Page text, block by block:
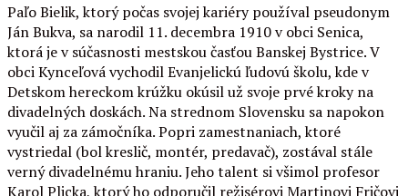
Paľo Bielik, ktorý počas svojej kariéry používal pseudonym
Ján Bukva, sa narodil 11. decembra 1910 v obci Senica,
ktorá je v súčasnosti mestskou časťou Banskej Bystrice. V
obci Kynceľová vychodil Evanjelickú ľudovú školu, kde v
Detskom hereckom krúžku okúsil už svoje prvé kroky na
divadelných doskách. Na strednom Slovensku sa napokon
vyučil aj za zámočníka. Popri zamestnaniach, ktoré
vystriedal (bol kreslič, montér, predavač), zostával stále
verný divadelnému hraniu. Jeho talent si všimol profesor
Karol Plicka, ktorý ho odporučil režisérovi Martinovi Fričovi